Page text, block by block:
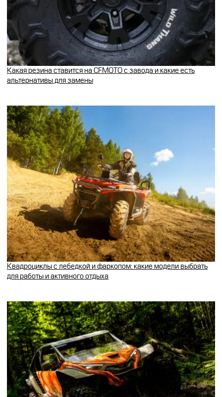
Какая резина ставится на CFMOTO с завода и какие есть
альтернативы для замены
Квадроциклы с лебедкой и фаркопом: какие модели выбрать
для работы и активного отдыха